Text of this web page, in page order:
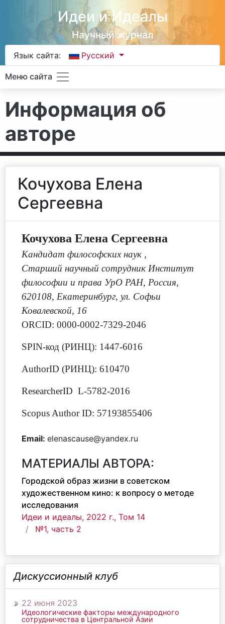
Идеи и Идеалы
Научный журнал
Язык сайта: Русский
Меню сайта
Информация об
авторе
Кочухова Елена
Сергеевна
Кочухова Елена Сергеевна
Кандидат философских наук ,
Старший научный сотрудник Институт
философии и права УрО РАН, Россия,
620108, Екатеринбург, ул. Софьи
Ковалевской, 16
ORCID: 0000-0002-7329-2046
SPIN-код (РИНЦ): 1447-6016
AuthorID (РИНЦ): 610470
ResearcherID L-5782-2016
Scopus Author ID: 57193855406
Email: elenascause@yandex.ru
МАТЕРИАЛЫ АВТОРА:
Городской образ жизни в советском
художественном кино: к вопросу о методе
исследования
Идеи и идеалы, 2022 г., Том 14
№1, часть 2
Дискуссионный клуб
22 июня 2023
Идеологические факторы международного
сотрудничества в Центральной Азии